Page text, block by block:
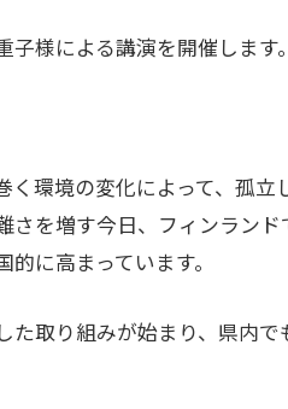
様による講演を開催します。
環境の変化によって、孤立
さを増す今日、フィンラン
に高まっています。
た取り組みが始まり、県内